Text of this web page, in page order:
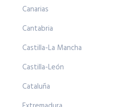
Canarias
Cantabria
Castilla-La Mancha
Castilla-León
Cataluña